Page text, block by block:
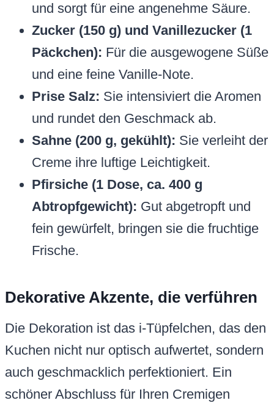
und sorgt für eine angenehme Säure.
Zucker (150 g) und Vanillezucker (1
Päckchen): Für die ausgewogene Süße
und eine feine Vanille-Note.
Prise Salz: Sie intensiviert die Aromen
und rundet den Geschmack ab.
Sahne (200 g, gekühlt): Sie verleiht der
Creme ihre luftige Leichtigkeit.
Pfirsiche (1 Dose, ca. 400 g
Abtropfgewicht): Gut abgetropft und
fein gewürfelt, bringen sie die fruchtige
Frische.
Dekorative Akzente, die verführen
Die Dekoration ist das i-Tüpfelchen, das den
Kuchen nicht nur optisch aufwertet, sondern
auch geschmacklich perfektioniert. Ein
schöner Abschluss für Ihren Cremigen